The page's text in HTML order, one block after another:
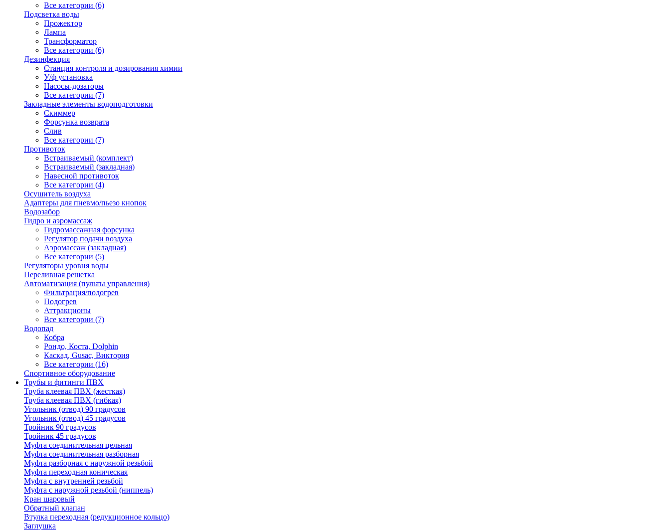
Все категории (6)
Подсветка воды
Прожектор
Лампа
Трансформатор
Все категории (6)
Дезинфекция
Станция контроля и дозирования химии
У/ф установка
Насосы-дозаторы
Все категории (7)
Закладные элементы водоподготовки
Скиммер
Форсунка возврата
Слив
Все категории (7)
Противоток
Встраиваемый (комплект)
Встраиваемый (закладная)
Навесной противоток
Все категории (4)
Осушитель воздуха
Адаптеры для пневмо/пьезо кнопок
Водозабор
Гидро и аэромассаж
Гидромассажная форсунка
Регулятор подачи воздуха
Аэромассаж (закладная)
Все категории (5)
Регуляторы уровня воды
Переливная решетка
Автоматизация (пульты управления)
Фильтрация/подогрев
Подогрев
Аттракционы
Все категории (7)
Водопад
Кобра
Рондо, Коста, Dolphin
Каскад, Gusac, Виктория
Все категории (16)
Спортивное оборудование
Трубы и фитинги ПВХ
Труба клеевая ПВХ (жесткая)
Труба клеевая ПВХ (гибкая)
Угольник (отвод) 90 градусов
Угольник (отвод) 45 градусов
Тройник 90 градусов
Тройник 45 градусов
Муфта соединительная цельная
Муфта соединительная разборная
Муфта разборная с наружной резьбой
Муфта переходная коническая
Муфта с внутренней резьбой
Муфта с наружной резьбой (ниппель)
Кран шаровый
Обратный клапан
Втулка переходная (редукционное кольцо)
Заглушка